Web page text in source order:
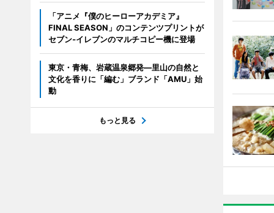
「アニメ『僕のヒーローアカデミア』
FINAL SEASON」のコンテンツプリントが
セブン‐イレブンのマルチコピー機に登場
東京・青梅、岩蔵温泉郷発―里山の自然と
文化を香りに「編む」ブランド「AMU」始
動
もっと見る